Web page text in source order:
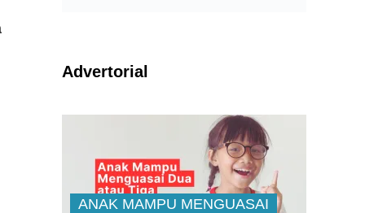
Advertorial
ANAK MAMPU MENGUASAI